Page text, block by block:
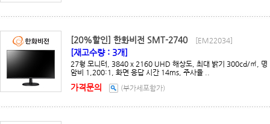
[20%할인] 한화비전 SMT-2740 [EM22034]
[재고수량 : 3개]
27형 모니터, 3840 x 2160 UHD 해상도, 최대 밝기 300cd/㎡, 명
암비 1,200:1, 화면 응답 시간 14ms, 주사율 ..
가격문의 (부가세포함가)